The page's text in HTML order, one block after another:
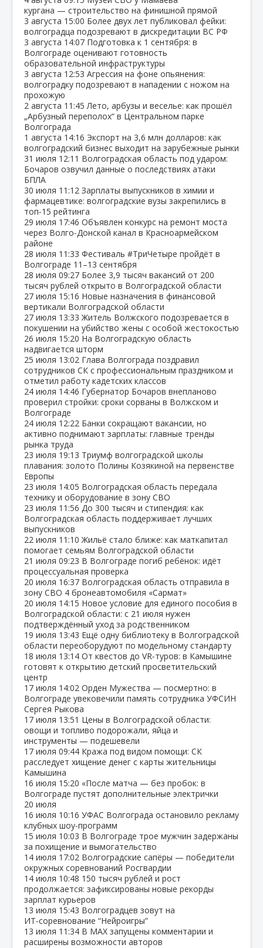
кургана — строительство на финишной прямой
3 августа 15:00 Более двух лет публиковал фейки:
волгоградца подозревают в дискредитации ВС РФ
3 августа 14:07 Подготовка к 1 сентября: в
Волгограде оценивают готовность
образовательной инфраструктуры
3 августа 12:53 Агрессия на фоне опьянения:
волгоградку подозревают в нападении с ножом на
прохожую
2 августа 11:45 Лето, арбузы и веселье: как прошёл
„Арбузный переполох“ в Центральном парке
Волгограда
1 августа 14:16 Экспорт на 3,6 млн долларов: как
волгоградский бизнес выходит на зарубежные рынки
31 июля 12:11 Волгоградская область под ударом:
Бочаров озвучил данные о последствиях атаки
БПЛА
30 июля 11:12 Зарплаты выпускников в химии и
фармацевтике: волгоградские вузы закрепились в
топ‑15 рейтинга
29 июля 17:46 Объявлен конкурс на ремонт моста
через Волго‑Донской канал в Красноармейском
районе
28 июля 11:33 Фестиваль #ТриЧетыре пройдёт в
Волгограде 11–13 сентября
28 июля 09:27 Более 3,9 тысяч вакансий от 200
тысяч рублей открыто в Волгоградской области
27 июля 15:16 Новые назначения в финансовой
вертикали Волгоградской области
27 июля 13:33 Житель Волжского подозревается в
покушении на убийство жены с особой жестокостью
26 июля 15:20 На Волгоградскую область
надвигается шторм
25 июля 13:02 Глава Волгограда поздравил
сотрудников СК с профессиональным праздником и
отметил работу кадетских классов
24 июля 14:46 Губернатор Бочаров внепланово
проверил стройки: сроки сорваны в Волжском и
Волгограде
24 июля 12:22 Банки сокращают вакансии, но
активно поднимают зарплаты: главные тренды
рынка труда
23 июля 19:13 Триумф волгоградской школы
плавания: золото Полины Козякиной на первенстве
Европы
23 июля 14:05 Волгоградская область передала
технику и оборудование в зону СВО
23 июля 11:56 До 300 тысяч и стипендия: как
Волгоградская область поддерживает лучших
выпускников
22 июля 11:10 Жильё стало ближе: как маткапитал
помогает семьям Волгоградской области
21 июля 09:23 В Волгограде погиб ребёнок: идёт
процессуальная проверка
20 июля 16:37 Волгоградская область отправила в
зону СВО 4 бронеавтомобиля «Сармат»
20 июля 14:15 Новое условие для единого пособия в
Волгоградской области: с 21 июля нужен
подтверждённый уход за родственником
19 июля 13:43 Ещё одну библиотеку в Волгоградской
области переоборудуют по модельному стандарту
18 июля 13:14 От квестов до VR‑туров: в Камышине
готовят к открытию детский просветительский
центр
17 июля 14:02 Орден Мужества — посмертно: в
Волгограде увековечили память сотрудника УФСИН
Сергея Рыкова
17 июля 13:51 Цены в Волгоградской области:
овощи и топливо подорожали, яйца и
инструменты — подешевели
17 июля 09:44 Кража под видом помощи: СК
расследует хищение денег с карты жительницы
Камышина
16 июля 15:20 «После матча — без пробок: в
Волгограде пустят дополнительные электрички
20 июля
16 июля 10:16 УФАС Волгограда остановило рекламу
клубных шоу‑программ
15 июля 10:03 В Волгограде трое мужчин задержаны
за похищение и вымогательство
14 июля 17:02 Волгоградские сапёры — победители
окружных соревнований Росгвардии
14 июля 10:48 150 тысяч рублей и рост
продолжается: зафиксированы новые рекорды
зарплат курьеров
13 июля 15:43 Волгоградцев зовут на
ИТ‑соревнование “Нейроигры”
13 июля 11:34 В МАХ запущены комментарии и
расширены возможности авторов